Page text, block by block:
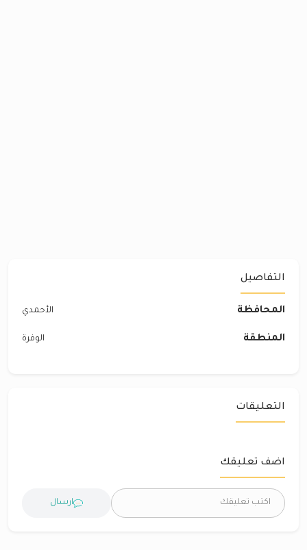
التفاصيل
المحافظة الأحمدي
المنطقة الوفرة
التعليقات
اضف تعليقك
ارسال